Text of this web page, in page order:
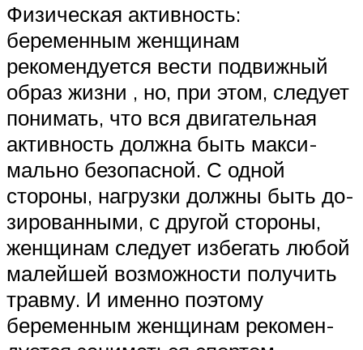
Физическая активность:
беременным женщинам
рекомендуется вести подвижный
об­раз жиз­ни , но, при этом, следует
понимать, что вся двигательная
активность долж­на быть мак­си­
маль­но безо­пас­ной. С одной
стороны, нагрузки должны быть до­
зи­ро­ван­ны­ми, с дру­гой стороны,
женщинам следует избегать любой
малейшей воз­мож­нос­ти по­лу­чить
травму. И именно поэтому
беременным женщинам ре­ко­мен­